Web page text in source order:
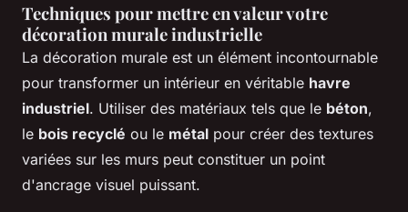
Techniques pour mettre en valeur votre
décoration murale industrielle
La décoration murale est un élément incontournable
pour transformer un intérieur en véritable havre
industriel. Utiliser des matériaux tels que le béton,
le bois recyclé ou le métal pour créer des textures
variées sur les murs peut constituer un point
d'ancrage visuel puissant.